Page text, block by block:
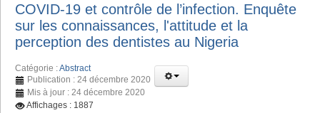
COVID-19 et contrôle de l’infection. Enquête
sur les connaissances, l'attitude et la
perception des dentistes au Nigeria
Catégorie :Abstract
Publication : 24 décembre 2020
Mis à jour : 24 décembre 2020
Affichages : 1887